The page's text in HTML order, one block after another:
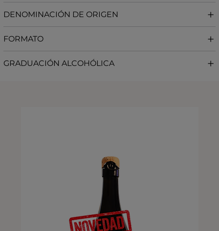
DENOMINACIÓN DE ORIGEN
FORMATO
GRADUACIÓN ALCOHÓLICA